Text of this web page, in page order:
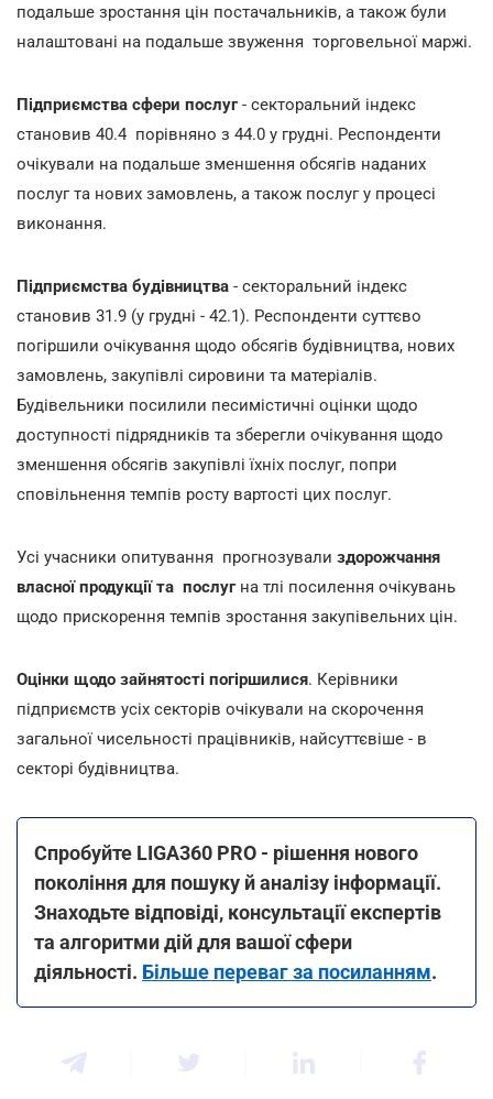
подальше зростання цін постачальників, а також були
налаштовані на подальше звуження торговельної маржі.
Підприємства сфери послуг- секторальний індекс
становив 40.4 порівняно з 44.0 у грудні. Респонденти
очікували на подальше зменшення обсягів наданих
послуг та нових замовлень, а також послуг у процесі
виконання.
Підприємства будівництва - секторальний індекс
становив 31.9 (у грудні - 42.1). Респонденти суттєво
погіршили очікування щодо обсягів будівництва, нових
замовлень, закупівлі сировини та матеріалів.
Будівельники посилили песимістичні оцінки щодо
доступності підрядників та зберегли очікування щодо
зменшення обсягів закупівлі їхніх послуг, попри
сповільнення темпів росту вартості цих послуг.
Усі учасники опитування прогнозували здорожчання
власної продукції та послугна тлі посилення очікувань
щодо прискорення темпів зростання закупівельних цін.
Оцінки щодо зайнятості погіршилися. Керівники
підприємств усіх секторів очікували на скорочення
загальної чисельності працівників, найсуттєвіше - в
секторі будівництва.
Спробуйте LIGA360 PRO - рішення нового
покоління для пошуку й аналізу інформації.
Знаходьте відповіді, консультації експертів
та алгоритми дій для вашої сфери
діяльності. Більше переваг за посиланням.